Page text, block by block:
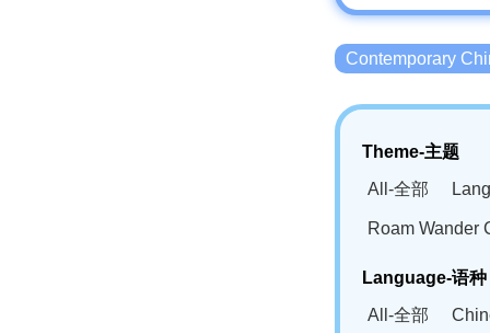
Contemporary
Theme-主题
All-全部
Roam Wander
Language-语种
All-全部